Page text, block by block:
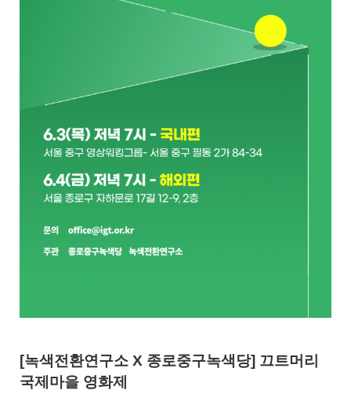
[녹색전환연구소 X 종로중구녹색당] 끄트머리
국제마을 영화제